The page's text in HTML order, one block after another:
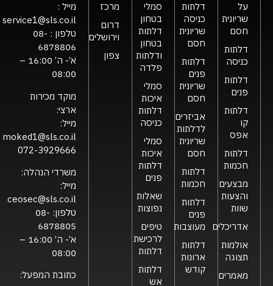
על
שריונית
חסם
דלתות
כניסה
דלתות
פנים
דלתות
קו
אפס
דלתות
חכמות
מבצעים
והצעות
שוות
אדריכלים
אולמות
תצוגה
מאמרים
דלתות
כניסה
שריונית
חסם
דלתות
פנים
שריונית
חסם
אביזרים
לדלתות
שריונית
חסם
דלתות
חכמות
דלתות
פנים
מעוצבות
דלתות
ארונות
קודש
סמלי
בטחון
דלתות
בטחון
ודלתות
פלדה
סמלי
איכות
דלתות
כניסה
סמלי
איכות
דלתות
פנים
שאלות
נפוצות
טיפים
לרכישת
דלתות
דלתות
אש
מרכז
דרום
וירושלים
צפון
מייל :
service1@sls.co.il
טלפון : 08-
6878806
א’- ה’ 16:00 –
08:00
מוקד מכירות
ארצי:
מייל:
moked1@sls.co.il
072-3929666
משרדי הנהלה:
מייל:
ceosec@sls.co.il
טלפון: 08-
6878805
א’- ה’ 16:00 –
08:00
כתובת המפעל: